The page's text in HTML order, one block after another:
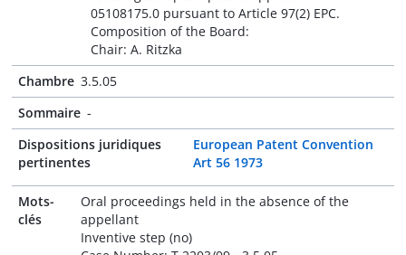
05108175.0 pursuant to Article 97(2) EPC.
Composition of the Board:
Chair: A. Ritzka
Chambre 3.5.05
Sommaire -
Dispositions juridiques
pertinentes
European Patent Convention
Art 56 1973
Mots-
clés
Oral proceedings held in the absence of the
appellant
Inventive step (no)